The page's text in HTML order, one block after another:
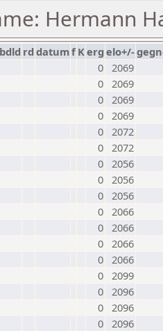
Hermann
bdld rd datumf Kerg elo+/-
0 2069
0 2069
0 2069
0 2069
0 2072
0 2072
0 2056
0 2056
0 2056
0 2066
0 2066
0 2066
0 2066
0 2099
0 2096
0 2096
0 2096